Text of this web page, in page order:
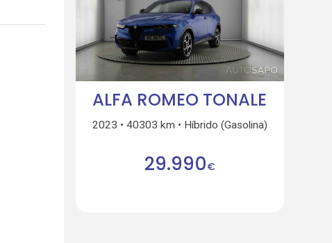
ALFA ROMEO TONALE
2023 40303 km Híbrido (Gasolina)
29.990€